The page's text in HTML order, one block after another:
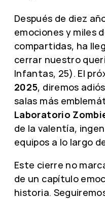
Después de diez
emociones y miles
compartidas, ha
cerrar nuestro
Infantas, 25). El
2025, diremos
salas más
Laboratorio
de la valentía,
equipos a lo largo
Este cierre no
de un capítulo
historia.